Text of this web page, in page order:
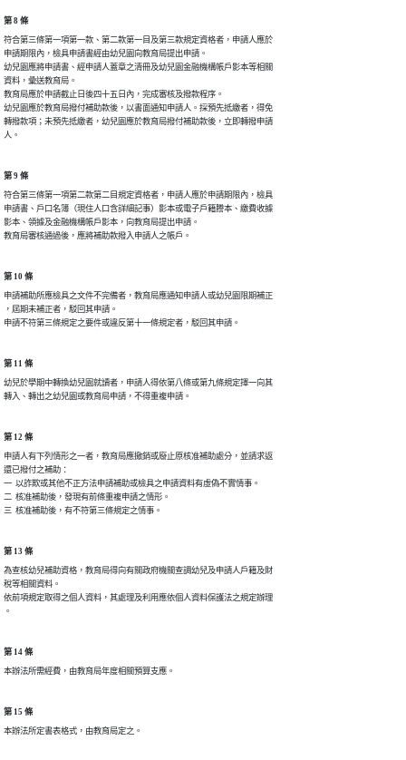
第 8 條
符合第三條第一項第一款、第二款第一目及第三款規定資格者，申請人應於
申請期限內，檢具申請書經由幼兒園向教育局提出申請。
幼兒園應將申請書、經申請人蓋章之清冊及幼兒園金融機構帳戶影本等相關
資料，彙送教育局。
教育局應於申請截止日後四十五日內，完成審核及撥款程序。
幼兒園應於教育局撥付補助款後，以書面通知申請人。採預先抵繳者，得免
轉撥款項；未預先抵繳者，幼兒園應於教育局撥付補助款後，立即轉撥申請
人。
第 9 條
符合第三條第一項第二款第二目規定資格者，申請人應於申請期限內，檢具
申請書、戶口名簿（現住人口含詳細記事）影本或電子戶籍謄本、繳費收據
影本、領據及金融機構帳戶影本，向教育局提出申請。
教育局審核通過後，應將補助款撥入申請人之帳戶。
第 10 條
申請補助所應檢具之文件不完備者，教育局應通知申請人或幼兒園限期補正
，屆期未補正者，駁回其申請。
申請不符第三條規定之要件或違反第十一條規定者，駁回其申請。
第 11 條
幼兒於學期中轉換幼兒園就讀者，申請人得依第八條或第九條規定擇一向其
轉入、轉出之幼兒園或教育局申請，不得重複申請。
第 12 條
申請人有下列情形之一者，教育局應撤銷或廢止原核准補助處分，並請求返
還已撥付之補助：
一  以詐欺或其他不正方法申請補助或檢具之申請資料有虛偽不實情事。
二  核准補助後，發現有前條重複申請之情形。
三  核准補助後，有不符第三條規定之情事。
第 13 條
為查核幼兒補助資格，教育局得向有關政府機關查調幼兒及申請人戶籍及財
稅等相關資料。
依前項規定取得之個人資料，其處理及利用應依個人資料保護法之規定辦理
。
第 14 條
本辦法所需經費，由教育局年度相關預算支應。
第 15 條
本辦法所定書表格式，由教育局定之。